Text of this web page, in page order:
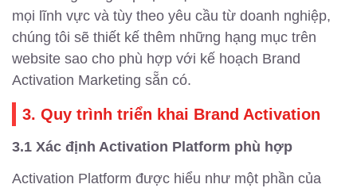
mọi lĩnh vực và tùy theo yêu cầu từ doanh nghiệp,
chúng tôi sẽ thiết kế thêm những hạng mục trên
website sao cho phù hợp với kế hoạch Brand
Activation Marketing sẵn có.
3. Quy trình triển khai Brand Activation
3.1 Xác định Activation Platform phù hợp
Activation Platform được hiểu như một phần của